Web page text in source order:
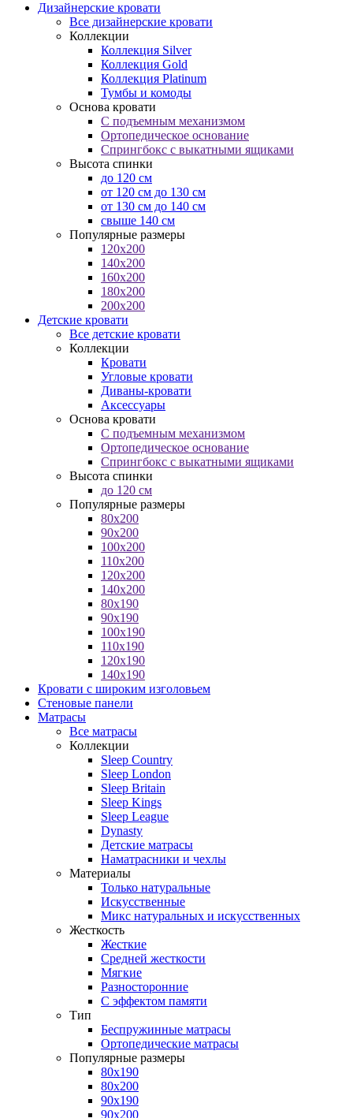
Дизайнерские кровати
Все дизайнерские кровати
Коллекции
Коллекция Silver
Коллекция Gold
Коллекция Platinum
Тумбы и комоды
Основа кровати
С подъемным механизмом
Ортопедическое основание
Спрингбокс с выкатными ящиками
Высота спинки
до 120 см
от 120 см до 130 см
от 130 см до 140 см
свыше 140 см
Популярные размеры
120x200
140x200
160x200
180x200
200x200
Детские кровати
Все детские кровати
Коллекции
Кровати
Угловые кровати
Диваны-кровати
Аксессуары
Основа кровати
С подъемным механизмом
Ортопедическое основание
Спрингбокс с выкатными ящиками
Высота спинки
до 120 см
Популярные размеры
80x200
90x200
100x200
110x200
120x200
140x200
80x190
90x190
100x190
110x190
120x190
140x190
Кровати с широким изголовьем
Стеновые панели
Матрасы
Все матрасы
Коллекции
Sleep Country
Sleep London
Sleep Britain
Sleep Kings
Sleep League
Dynasty
Детские матрасы
Наматрасники и чехлы
Материалы
Только натуральные
Искусственные
Микс натуральных и искусственных
Жесткость
Жесткие
Средней жесткости
Мягкие
Разносторонние
С эффектом памяти
Тип
Беспружинные матрасы
Ортопедические матрасы
Популярные размеры
80х190
80х200
90х190
90х200